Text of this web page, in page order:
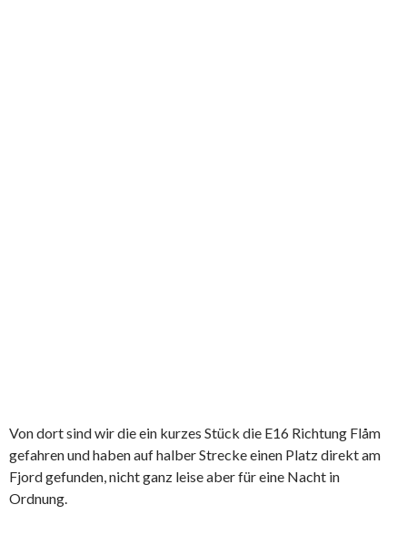
Von dort sind wir die ein kurzes Stück die E16 Richtung Flåm
gefahren und haben auf halber Strecke einen Platz direkt am
Fjord gefunden, nicht ganz leise aber für eine Nacht in
Ordnung.